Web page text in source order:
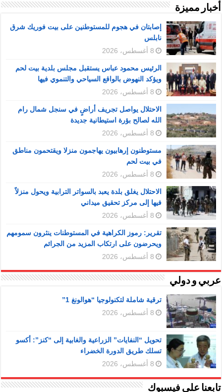
أخبار مميزة
إصابتان في هجوم للمستوطنين على بيت فوريك شرق
نابلس
8 أغسطس، 2026
الرئيس محمود عباس يستقبل مجلس بلدية بيت لحم
ويؤكد النهوض بالواقع السياحي والتنموي فيها
8 أغسطس، 2026
الاحتلال يواصل تجريف أراضٍ في سنجل شمال رام
الله لصالح بؤرة استيطانية جديدة
8 أغسطس، 2026
مستوطنون إرهابيون يهاجمون منزلا ويقتحمون مناطق
في بيت لحم
8 أغسطس، 2026
الاحتلال يغلق بلدة يعبد بالسواتر الترابية ويحول منزلاً
فيها إلى مركز تحقيق ميداني
8 أغسطس، 2026
تقرير: رموز الكراهية في المستوطنات ينثرون سمومهم
ويحرضون على ارتكاب المزيد من الجرائم
8 أغسطس، 2026
عربي و دولي
ترقية شاملة لتكنولوجيا “هوالونغ 1”
8 أغسطس، 2026
تحويل “النفايات” الزراعية والغابية إلى “كنز”: أكسو
تسلك طريق الدورة الخضراء
8 أغسطس، 2026
تابعنا على فيسبوك